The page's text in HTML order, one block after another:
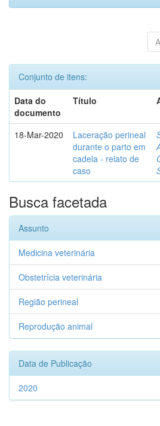
Conjunto de itens:
Data do
documento
Título
18-Mar-2020
Laceração perineal
durante o parto em
cadela - relato de
caso
Busca facetada
Assunto
Medicina veterinária
Obstetrícia veterinária
Região perineal
Reprodução animal
Data de Publicação
2020